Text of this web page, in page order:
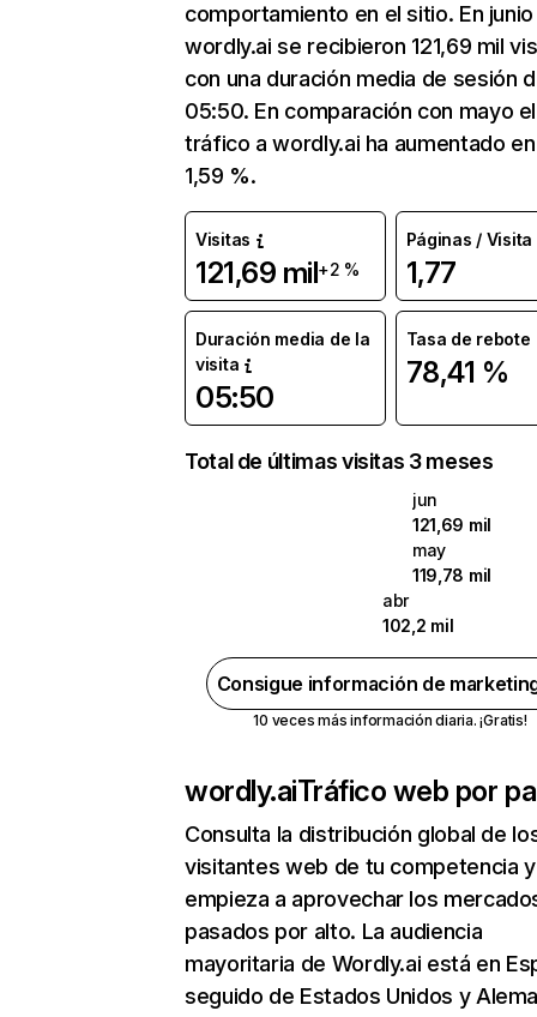
comportamiento en el sitio. En junio
wordly.ai se recibieron 121,69 mil
con una duración media de sesión
05:50. En comparación con mayo el
tráfico a wordly.ai ha aumentado en
1,59 %.
Visitas
121,69 mil+2 %
Páginas / Visita
1,77
Duración media de la
visita
05:50
Tasa de rebote
78,41 %
Total de últimas visitas 3 meses
jun
121,69 mil
may
119,78 mil
abr
102,2 mil
Consigue información de
10 veces más información diaria. ¡Gratis!
wordly.aiTráfico web por
Consulta la distribución global de
visitantes web de tu competencia y
empieza a aprovechar los
pasados por alto. La audiencia
mayoritaria de Wordly.ai está en
seguido de Estados Unidos y